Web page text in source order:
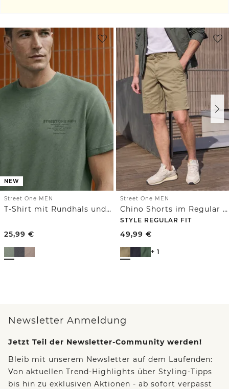
NEW
Street One MEN
T-Shirt mit Rundhals und Chestprint
25,99 €
Street One MEN
Chino Shorts im Regular Fit mit Flexbund
STYLE REGULAR FIT
49,99 €
+ 1
Newsletter Anmeldung
Jetzt Teil der Newsletter-Community werden!
Bleib mit unserem Newsletter auf dem Laufenden:
Von aktuellen Trend-Highlights über Styling-Tipps
bis hin zu exklusiven Aktionen - ab sofort verpasst